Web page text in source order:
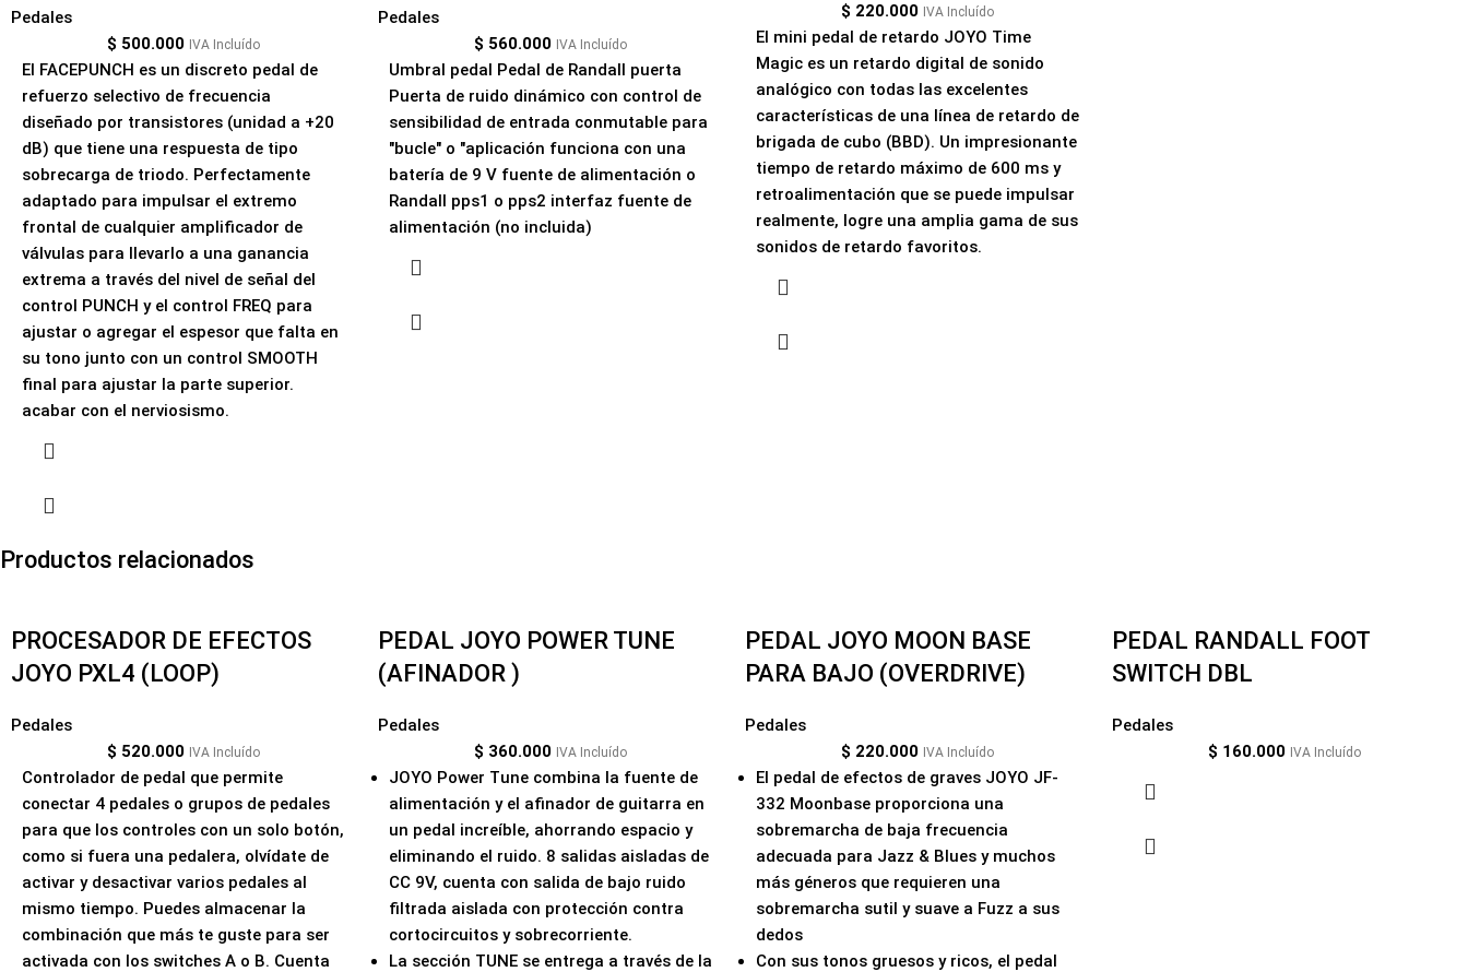
Pedales
$ 500.000 IVA Incluído
El FACEPUNCH es un discreto pedal de
refuerzo selectivo de frecuencia
diseñado por transistores (unidad a +20
dB) que tiene una respuesta de tipo
sobrecarga de triodo. Perfectamente
adaptado para impulsar el extremo
frontal de cualquier amplificador de
válvulas para llevarlo a una ganancia
extrema a través del nivel de señal del
control PUNCH y el control FREQ para
ajustar o agregar el espesor que falta en
su tono junto con un control SMOOTH
final para ajustar la parte superior.
acabar con el nerviosismo.
Pedales
$ 560.000 IVA Incluído
Umbral pedal Pedal de Randall puerta
Puerta de ruido dinámico con control de
sensibilidad de entrada conmutable para
"bucle" o "aplicación funciona con una
batería de 9 V fuente de alimentación o
Randall pps1 o pps2 interfaz fuente de
alimentación (no incluida)
$ 220.000 IVA Incluído
El mini pedal de retardo JOYO Time
Magic es un retardo digital de sonido
analógico con todas las excelentes
características de una línea de retardo de
brigada de cubo (BBD). Un impresionante
tiempo de retardo máximo de 600 ms y
retroalimentación que se puede impulsar
realmente, logre una amplia gama de sus
sonidos de retardo favoritos.
Productos relacionados
PROCESADOR DE EFECTOS
JOYO PXL4 (LOOP)
Pedales
$ 520.000 IVA Incluído
Controlador de pedal que permite
conectar 4 pedales o grupos de pedales
para que los controles con un solo botón,
como si fuera una pedalera, olvídate de
activar y desactivar varios pedales al
mismo tiempo. Puedes almacenar la
combinación que más te guste para ser
activada con los switches A o B. Cuenta
PEDAL JOYO POWER TUNE
(AFINADOR )
Pedales
$ 360.000 IVA Incluído
JOYO Power Tune combina la fuente de
alimentación y el afinador de guitarra en
un pedal increíble, ahorrando espacio y
eliminando el ruido. 8 salidas aisladas de
CC 9V, cuenta con salida de bajo ruido
filtrada aislada con protección contra
cortocircuitos y sobrecorriente.
La sección TUNE se entrega a través de la
PEDAL JOYO MOON BASE
PARA BAJO (OVERDRIVE)
Pedales
$ 220.000 IVA Incluído
El pedal de efectos de graves JOYO JF-
332 Moonbase proporciona una
sobremarcha de baja frecuencia
adecuada para Jazz & Blues y muchos
más géneros que requieren una
sobremarcha sutil y suave a Fuzz a sus
dedos
Con sus tonos gruesos y ricos, el pedal
PEDAL RANDALL FOOT
SWITCH DBL
Pedales
$ 160.000 IVA Incluído